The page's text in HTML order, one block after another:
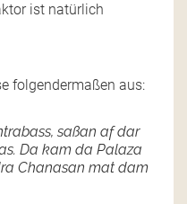
ist natürlich
folgendermaßen aus:
saßan af dar
Da kam da Palaza
Chanasan mat dam